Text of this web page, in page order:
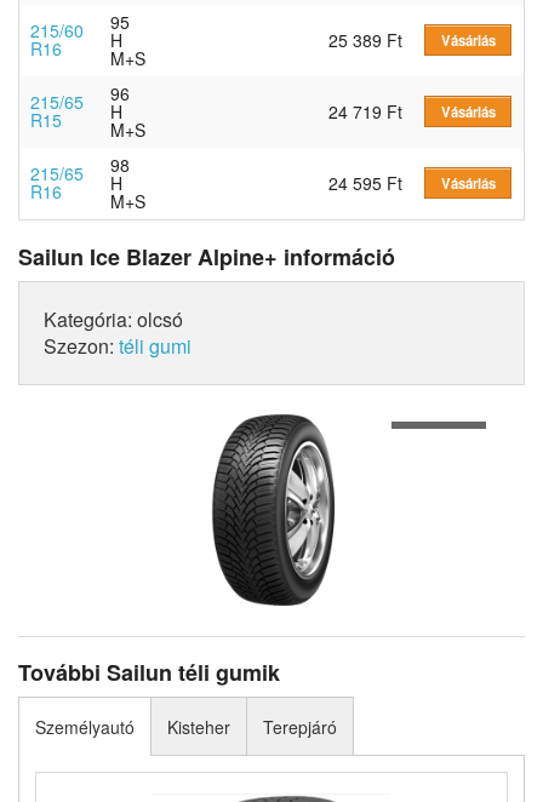
215/60
R16
95
H
M+S
25 389 Ft Vásárlás
215/65
R15
96
H
M+S
24 719 Ft Vásárlás
215/65
R16
98
H
M+S
24 595 Ft Vásárlás
Sailun Ice Blazer Alpine+ információ
Kategória: olcsó
Szezon: téli gumi
További Sailun téli gumik
Személyautó Kisteher Terepjáró